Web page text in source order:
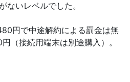
ないレベルでした。
円で中途解約による罰金は無
（接続用端末は別途購入）。